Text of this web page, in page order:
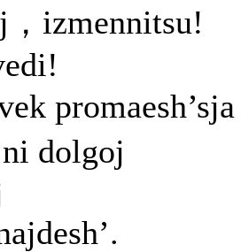
izmennitsu!
dolgoj